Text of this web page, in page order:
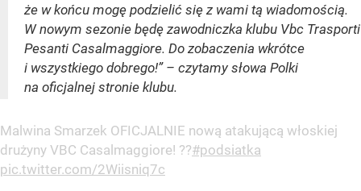
że w końcu mogę podzielić się z wami tą wiadomością.
W nowym sezonie będę zawodniczka klubu Vbc Trasporti
Pesanti Casalmaggiore. Do zobaczenia wkrótce
i wszystkiego dobrego!” – czytamy słowa Polki
na oficjalnej stronie klubu.
Malwina Smarzek OFICJALNIE nową atakującą włoskiej
drużyny VBC Casalmaggiore! ??#podsiatka
pic.twitter.com/2Wiisniq7c